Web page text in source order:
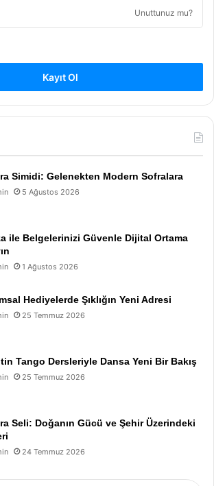
Unuttunuz mu?
Kayıt Ol
Simidi: Gelenekten Modern Sofralara
5 Ağustos 2026
ile Belgelerinizi Güvenle Dijital Ortama
1 Ağustos 2026
Hediyelerde Şıklığın Yeni Adresi
25 Temmuz 2026
Tango Dersleriyle Dansa Yeni Bir Bakış
25 Temmuz 2026
Seli: Doğanın Gücü ve Şehir Üzerindeki
24 Temmuz 2026